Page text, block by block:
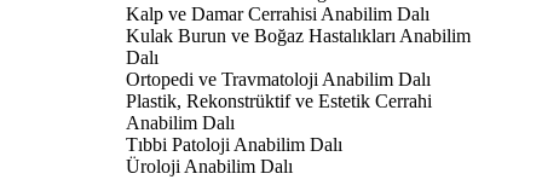
Kalp ve Damar Cerrahisi Anabilim Dalı
Kulak Burun ve Boğaz Hastalıkları Anabilim
Dalı
Ortopedi ve Travmatoloji Anabilim Dalı
Plastik, Rekonstrüktif ve Estetik Cerrahi
Anabilim Dalı
Tıbbi Patoloji Anabilim Dalı
Üroloji Anabilim Dalı